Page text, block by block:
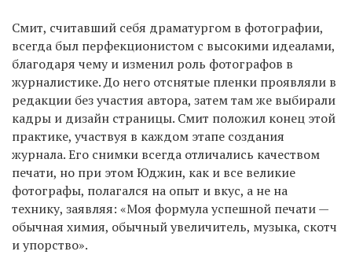
Смит, считавший себя драматургом в фотографии,
всегда был перфекционистом с высокими идеалами,
благодаря чему и изменил роль фотографов в
журналистике. До него отснятые пленки проявляли в
редакции без участия автора, затем там же выбирали
кадры и дизайн страницы. Смит положил конец этой
практике, участвуя в каждом этапе создания
журнала. Его снимки всегда отличались качеством
печати, но при этом Юджин, как и все великие
фотографы, полагался на опыт и вкус, а не на
технику, заявляя: «Моя формула успешной печати —
обычная химия, обычный увеличитель, музыка, скотч
и упорство».